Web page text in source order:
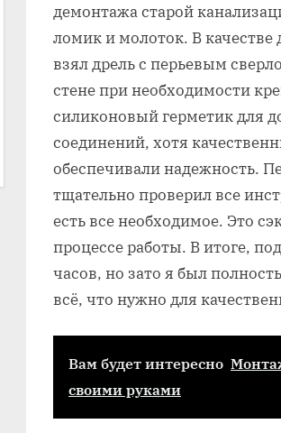
демонтажа старой
ломик и молоток. В качестве
взял дрель с перьевым
стене при необходимости
силиконовый герметик для
соединений, хотя
обеспечивали надежность.
тщательно проверил все
есть все необходимое. Это
процессе работы. В итоге,
часов, но зато я был
всё, что нужно для
Вам будет интересно
своими руками